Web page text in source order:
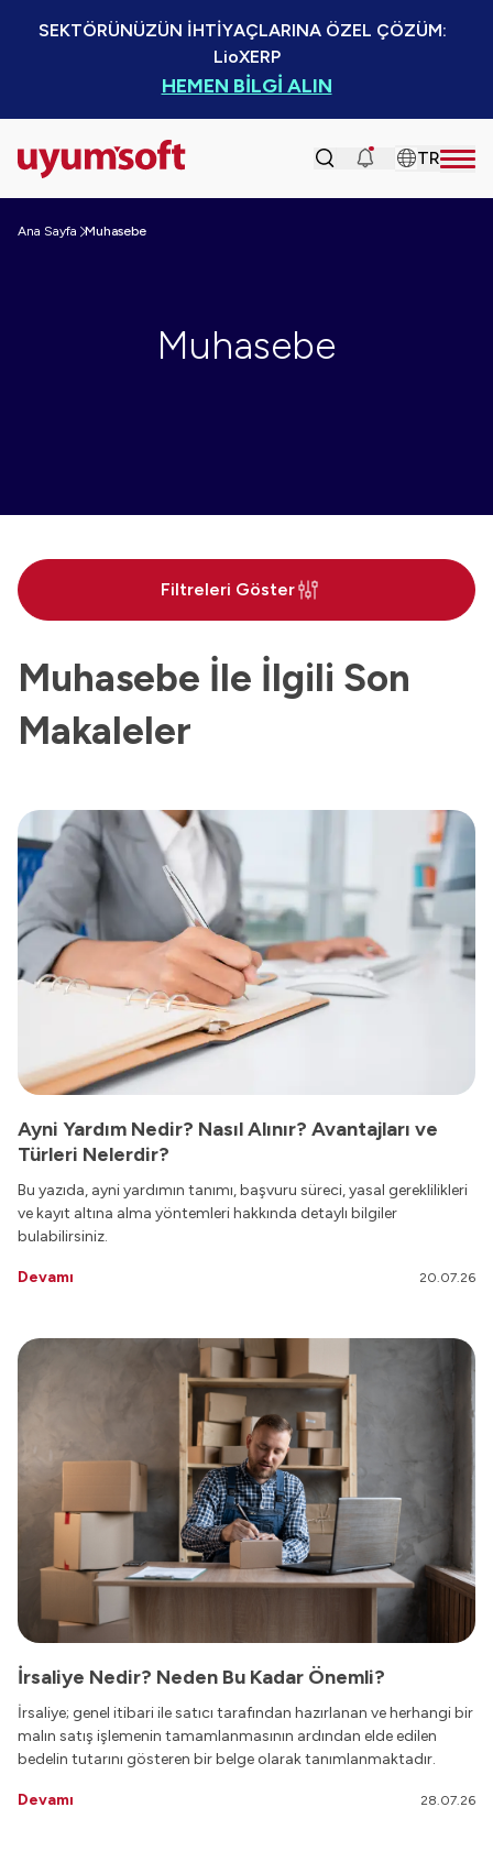
SEKTÖRÜNÜZÜN İHTİYAÇLARINA ÖZEL ÇÖZÜM:
LioXERP
HEMEN BİLGİ ALIN
TR
Ana Sayfa Muhasebe
Muhasebe
Filtreleri Göster
Muhasebe İle İlgili Son
Makaleler
Ayni Yardım Nedir? Nasıl Alınır? Avantajları ve
Türleri Nelerdir?
Bu yazıda, ayni yardımın tanımı, başvuru süreci, yasal gereklilikleri
ve kayıt altına alma yöntemleri hakkında detaylı bilgiler
bulabilirsiniz.
Devamı 20.07.26
İrsaliye Nedir? Neden Bu Kadar Önemli?
İrsaliye; genel itibari ile satıcı tarafından hazırlanan ve herhangi bir
malın satış işlemenin tamamlanmasının ardından elde edilen
bedelin tutarını gösteren bir belge olarak tanımlanmaktadır.
Devamı 28.07.26